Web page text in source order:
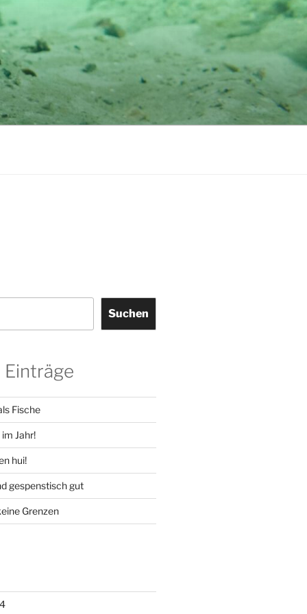
Suchen
Fische
Jahr!
hui!
gespenstisch gut
Grenzen